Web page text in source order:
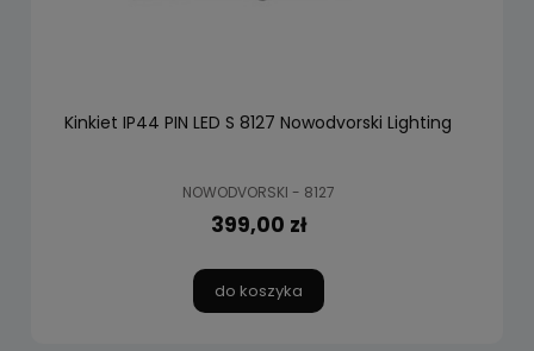
Kinkiet IP44 PIN LED S 8127 Nowodvorski Lighting
NOWODVORSKI - 8127
399,00 zł
do koszyka